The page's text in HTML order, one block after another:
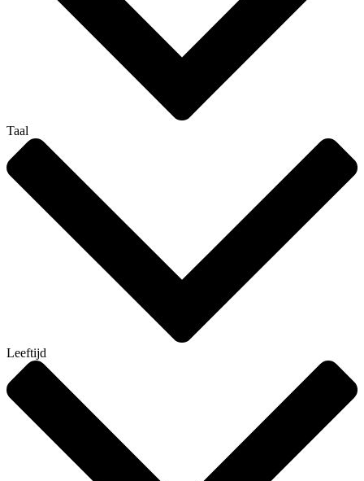
Taal
Leeftijd